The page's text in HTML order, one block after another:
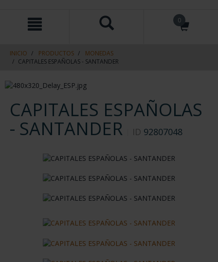
contenido
navegacin
0
INICIO PRODUCTOS
MONEDAS
CAPITALES ESPAÑOLAS - SANTANDER
CAPITALES ESPAÑOLAS
- SANTANDER ID 92807048